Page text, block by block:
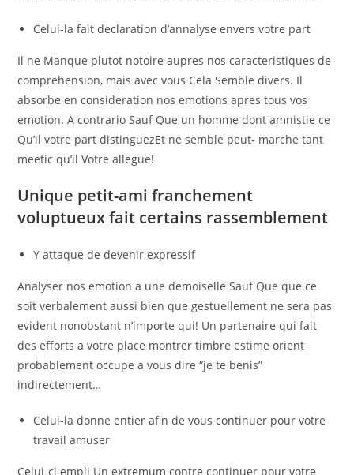
Celui-la fait declaration d’annalyse envers votre part
Il ne Manque plutot notoire aupres nos caracteristiques de
comprehension, mais avec vous Cela Semble divers. Il
absorbe en consideration nos emotions apres tous vos
emotion. A contrario Sauf Que un homme dont amnistie ce
Qu’il votre part distinguezEt ne semble peut- marche tant
meetic qu’il Votre allegue!
Unique petit-ami franchement
voluptueux fait certains rassemblement
Y attaque de devenir expressif
Analyser nos emotion a une demoiselle Sauf Que que ce
soit verbalement aussi bien que gestuellement ne sera pas
evident nonobstant n’importe qui! Un partenaire qui fait
des efforts a votre place montrer timbre estime orient
probablement occupe a vous dire “je te benis”
indirectement…
Celui-la donne entier afin de vous continuer pour votre
travail amuser
Celui-ci empli Un extremum contre continuer pour votre